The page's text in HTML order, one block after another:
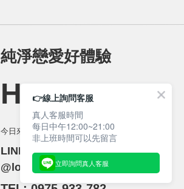
純淨戀愛好體驗
HELLO_
今日來約會／YOUTUBE 頻道
LINE 活動客服 ：
@lovelyparty
👉線上詢問客服
真人客服時間
每日中午12:00~21:00
非上班時間可以先留言
立即詢問真人客服